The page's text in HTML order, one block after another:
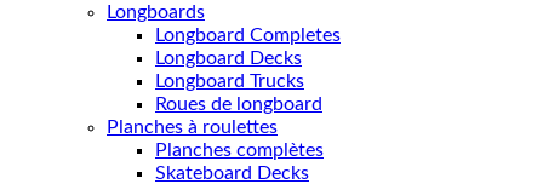
Longboards
Longboard Completes
Longboard Decks
Longboard Trucks
Roues de longboard
Planches à roulettes
Planches complètes
Skateboard Decks